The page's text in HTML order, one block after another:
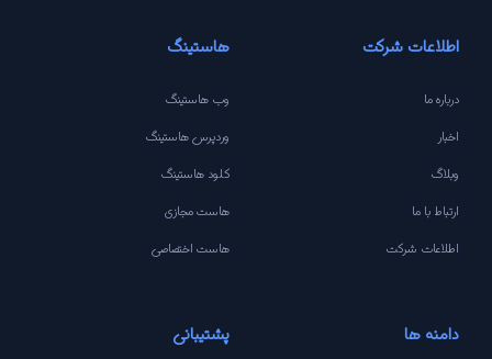
اطلاعات شرکت
درباره ما
اخبار
وبلاگ
ارتباط با ما
اطلاعات شرکت
هاستینگ
وب هاستینگ
وردپرس هاستینگ
کلود هاستینگ
هاست مجازی
هاست اختصاصی
دامنه ها پشتیبانی